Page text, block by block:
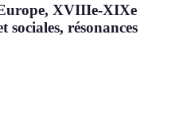
XVIIIe-XIXe
sociales, résonances